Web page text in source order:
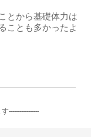
とから基礎体力は
ことも多かったよ
-----------------